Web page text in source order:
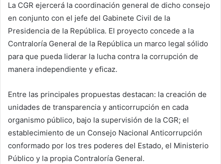
La CGR ejercerá la coordinación general de dicho consejo
en conjunto con el jefe del Gabinete Civil de la
Presidencia de la República. El proyecto concede a la
Contraloría General de la República un marco legal sólido
para que pueda liderar la lucha contra la corrupción de
manera independiente y eficaz.
Entre las principales propuestas destacan: la creación de
unidades de transparencia y anticorrupción en cada
organismo público, bajo la supervisión de la CGR; el
establecimiento de un Consejo Nacional Anticorrupción
conformado por los tres poderes del Estado, el Ministerio
Público y la propia Contraloría General.